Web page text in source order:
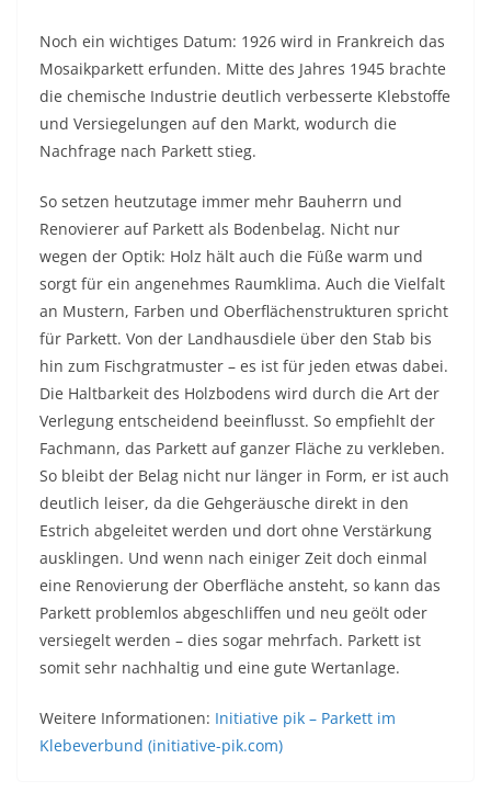
Noch ein wichtiges Datum: 1926 wird in Frankreich das
Mosaikparkett erfunden. Mitte des Jahres 1945 brachte
die chemische Industrie deutlich verbesserte Klebstoffe
und Versiegelungen auf den Markt, wodurch die
Nachfrage nach Parkett stieg.
So setzen heutzutage immer mehr Bauherrn und
Renovierer auf Parkett als Bodenbelag. Nicht nur
wegen der Optik: Holz hält auch die Füße warm und
sorgt für ein angenehmes Raumklima. Auch die Vielfalt
an Mustern, Farben und Oberflächenstrukturen spricht
für Parkett. Von der Landhausdiele über den Stab bis
hin zum Fischgratmuster – es ist für jeden etwas dabei.
Die Haltbarkeit des Holzbodens wird durch die Art der
Verlegung entscheidend beeinflusst. So empfiehlt der
Fachmann, das Parkett auf ganzer Fläche zu verkleben.
So bleibt der Belag nicht nur länger in Form, er ist auch
deutlich leiser, da die Gehgeräusche direkt in den
Estrich abgeleitet werden und dort ohne Verstärkung
ausklingen. Und wenn nach einiger Zeit doch einmal
eine Renovierung der Oberfläche ansteht, so kann das
Parkett problemlos abgeschliffen und neu geölt oder
versiegelt werden – dies sogar mehrfach. Parkett ist
somit sehr nachhaltig und eine gute Wertanlage.
Weitere Informationen: Initiative pik – Parkett im
Klebeverbund (initiative-pik.com)